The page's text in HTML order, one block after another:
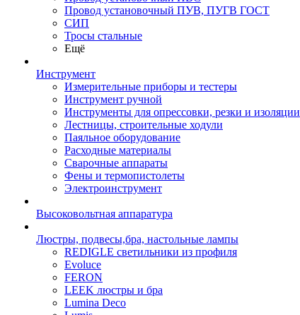
Провод установочный ПУВ, ПУГВ ГОСТ
СИП
Тросы стальные
Ещё
Инструмент
Измерительные приборы и тестеры
Инструмент ручной
Инструменты для опрессовки, резки и изоляции
Лестницы, строительные ходули
Паяльное оборудование
Расходные материалы
Сварочные аппараты
Фены и термопистолеты
Электроинструмент
Высоковольтная аппаратура
Люстры, подвесы,бра, настольные лампы
REDIGLE светильники из профиля
Evoluce
FERON
LEEK люстры и бра
Lumina Deco